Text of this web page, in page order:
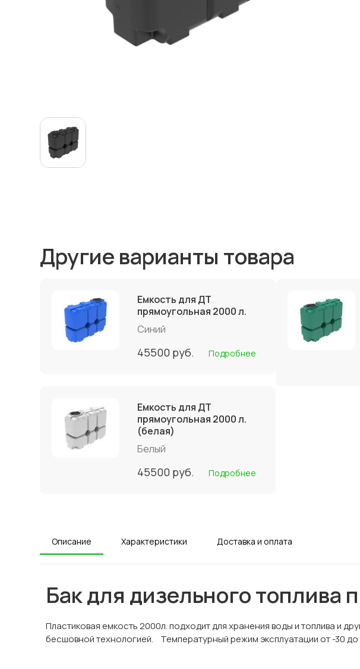
Другие варианты товара
Емкость для ДТ
прямоугольная 2000 л.
Синий
45500 руб. Подробнее
Емкость для ДТ
прямоугольная 2000 л.
(белая)
Белый
45500 руб. Подробнее
Описание Характеристики Доставка и оплата
Бак для дизельного топлива
Пластиковая емкость 2000л. подходит для хранения воды и топлива и
бесшовной технологией. Температурный режим эксплуатации от -30